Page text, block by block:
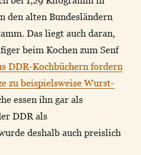
den alten Bundesländern
Das liegt auch daran,
beim Kochen zum Senf
DDR-Kochbüchern fordern
zu beispielsweise Wurst-
essen ihn gar als
DDR als
deshalb auch preislich